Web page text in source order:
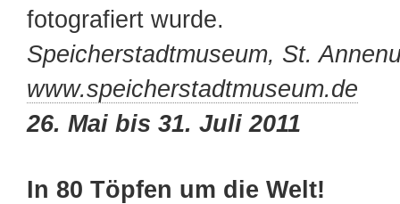
fotografiert wurde.
Speicherstadtmuseum, St.
www.speicherstadtmuseum.de
26. Mai bis 31. Juli 2011
In 80 Töpfen um die Welt!